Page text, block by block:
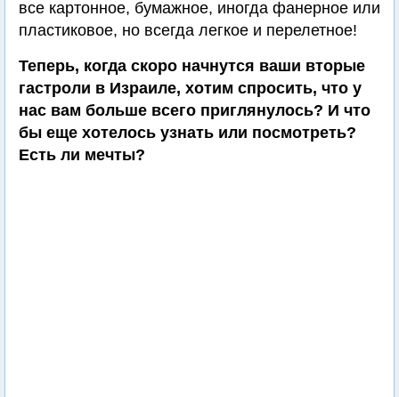
все картонное, бумажное, иногда фанерное или
пластиковое, но всегда легкое и перелетное!
Теперь, когда скоро начнутся ваши вторые
гастроли в Израиле, хотим спросить, что у
нас вам больше всего приглянулось? И что
бы еще хотелось узнать или посмотреть?
Есть ли мечты?